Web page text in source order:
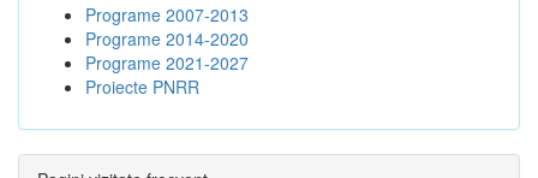
Programe 2007-2013
Programe 2014-2020
Programe 2021-2027
Proiecte PNRR